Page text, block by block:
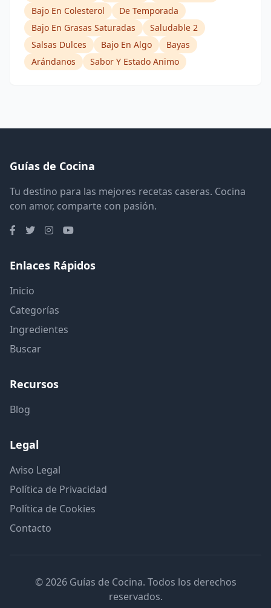
Bajo En Colesterol
De Temporada
Bajo En Grasas Saturadas
Saludable 2
Salsas Dulces
Bajo En Algo
Bayas
Arándanos
Sabor Y Estado Animo
Guías de Cocina
Tu destino para las mejores recetas caseras. Cocina
con amor, comparte con pasión.
Enlaces Rápidos
Inicio
Categorías
Ingredientes
Buscar
Recursos
Blog
Legal
Aviso Legal
Política de Privacidad
Política de Cookies
Contacto
© 2026 Guías de Cocina. Todos los derechos
reservados.